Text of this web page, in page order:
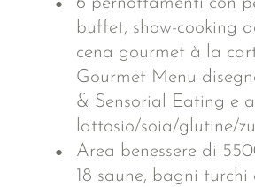
buffet, show-cooking
cena gourmet à la
Gourmet Menu
& Sensorial Eating e
lattosio/soia/glutine/
Area benessere di
18 saune, bagni turchi